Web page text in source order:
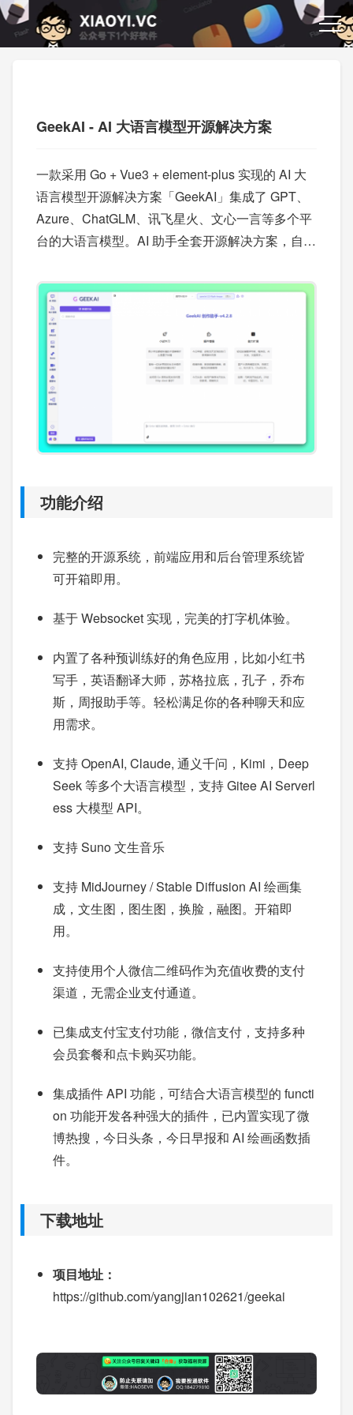
GeekAI - AI 大语言模型开源解决方案
一款采用 Go + Vue3 + element-plus 实现的 AI 大
语言模型开源解决方案「GeekAI」集成了 GPT、
Azure、ChatGLM、讯飞星火、文心一言等多个平
台的大语言模型。AI 助手全套开源解决方案，自带
功能介绍
完整的开源系统，前端应用和后台管理系统皆
可开箱即用。
基于 Websocket 实现，完美的打字机体验。
内置了各种预训练好的角色应用，比如小红书
写手，英语翻译大师，苏格拉底，孔子，乔布
斯，周报助手等。轻松满足你的各种聊天和应
用需求。
支持 OpenAI, Claude, 通义千问，Kimi，Deep
Seek 等多个大语言模型，支持 Gitee AI Serverl
ess 大模型 API。
支持 Suno 文生音乐
支持 MidJourney / Stable Diffusion AI 绘画集
成，文生图，图生图，换脸，融图。开箱即
用。
支持使用个人微信二维码作为充值收费的支付
渠道，无需企业支付通道。
已集成支付宝支付功能，微信支付，支持多种
会员套餐和点卡购买功能。
集成插件 API 功能，可结合大语言模型的 functi
on 功能开发各种强大的插件，已内置实现了微
博热搜，今日头条，今日早报和 AI 绘画函数插
件。
下载地址
项目地址：
https://github.com/yangjian102621/geekai